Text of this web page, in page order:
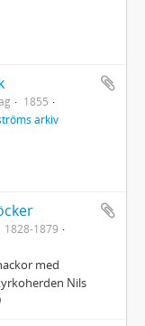
1855
arkiv
1828-1879
med
Nils